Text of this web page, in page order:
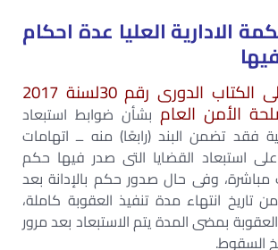
الادارية العليا عدة احكام
انه بالاطلاع على الكتاب الدورى رقم 30لسنة 2017
الأمن العام بشأن ضوابط استبعاد
فقد تضمن البند (رابعًا) منه ــ اتهامات
استبعاد القضايا التى صدر فيها حكم
مباشرة، وفى حال صدور حكم بالإدانة بعد
من تاريخ انتهاء مدة تنفيذ العقوبة كاملة،
بمضى المدة يتم الاستبعاد بعد مرور